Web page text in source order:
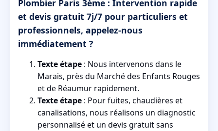
Plombier Paris 3ème : Intervention rapide
et devis gratuit 7j/7 pour particuliers et
professionnels, appelez-nous
immédiatement ?
Texte étape : Nous intervenons dans le
Marais, près du Marché des Enfants Rouges
et de Réaumur rapidement.
Texte étape : Pour fuites, chaudières et
canalisations, nous réalisons un diagnostic
personnalisé et un devis gratuit sans